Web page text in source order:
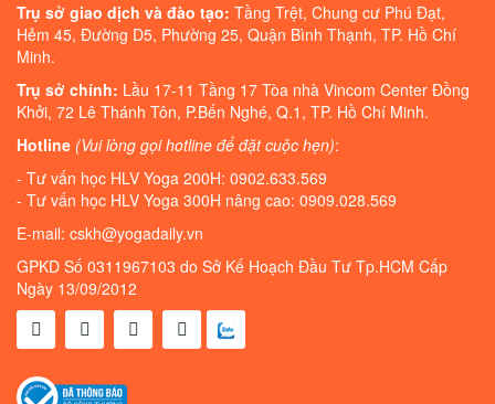
Trụ sở giao dịch và đào tạo: Tầng Trệt, Chung cư Phú Đạt,
Hẻm 45, Đường D5, Phường 25, Quận Bình Thạnh, TP. Hồ Chí
Minh.
Trụ sở chính: Lầu 17-11 Tầng 17 Tòa nhà Vincom Center Đồng
Khởi, 72 Lê Thánh Tôn, P.Bến Nghé, Q.1, TP. Hồ Chí Minh.
Hotline (Vui lòng gọi hotline để đặt cuộc hẹn):
- Tư vấn học HLV Yoga 200H: 0902.633.569
- Tư vấn học HLV Yoga 300H nâng cao: 0909.028.569
E-mail: cskh@yogadaily.vn
GPKD Số 0311967103 do Sở Kế Hoạch Đầu Tư Tp.HCM Cấp
Ngày 13/09/2012